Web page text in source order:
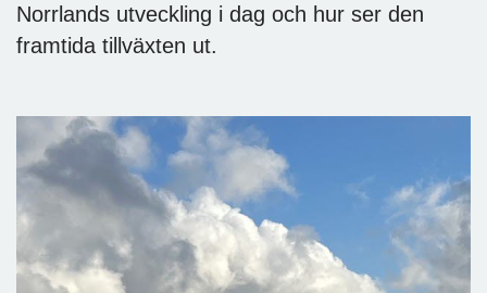
Norrlands utveckling i dag och hur ser den
framtida tillväxten ut.